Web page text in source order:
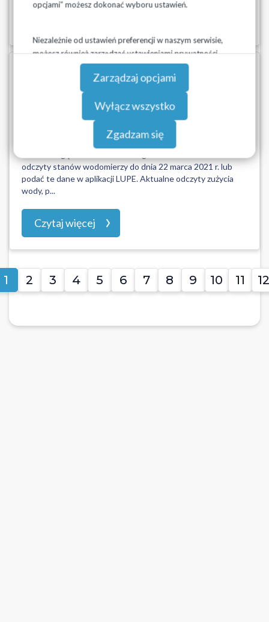
opcjami” możesz dokonać wyboru ustawień.
Niezależnie od ustawień preferencji w naszym serwisie,
możesz również zarządzać ustawieniami prywatności
swojej przeglądarki. Więcej informacji o przetwarzaniu
danych znajdziesz wPolityce prywatności.
Zarządzaj opcjami
Wyłącz wszystko
Zgadzam się
Odczyty wodomierzy gmina Jaświły
- marzec 2021 r.
Wodociągi Podlaskie Sp. z o.o. informują o odczytywaniu
przez inkasentów stanów wodomierzy w miesiącu marzec
odczyty stanów wodomierzy do dnia 22 marca 2021 r. lub
podać te dane w aplikacji LUPE. Aktualne odczyty zużycia
wody, p...
Czytaj więcej
1 2 3 4 5 6 7 8 9 10 11 12